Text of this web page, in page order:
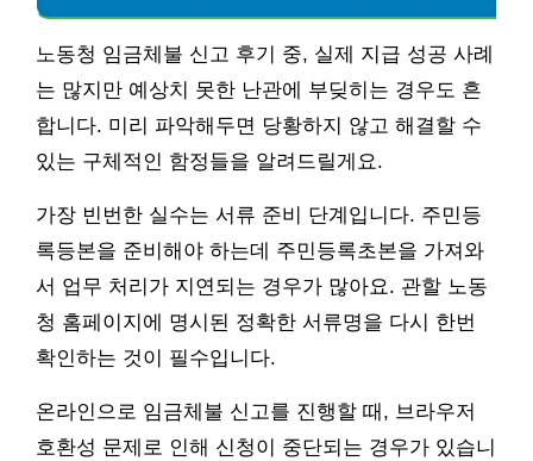
노동청 임금체불 신고 후기 중, 실제 지급 성공 사례
는 많지만 예상치 못한 난관에 부딪히는 경우도 흔
합니다. 미리 파악해두면 당황하지 않고 해결할 수
있는 구체적인 함정들을 알려드릴게요.
가장 빈번한 실수는 서류 준비 단계입니다. 주민등
록등본을 준비해야 하는데 주민등록초본을 가져와
서 업무 처리가 지연되는 경우가 많아요. 관할 노동
청 홈페이지에 명시된 정확한 서류명을 다시 한번
확인하는 것이 필수입니다.
온라인으로 임금체불 신고를 진행할 때, 브라우저
호환성 문제로 인해 신청이 중단되는 경우가 있습니